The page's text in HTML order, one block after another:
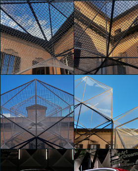
The Art of Dreams
Denise Sabrina
Timis
The Art of Dreams
Cristina Ferrara
The Art of Dreams
Mayar Farrag
The Art of Dreams
Mayar Farrag